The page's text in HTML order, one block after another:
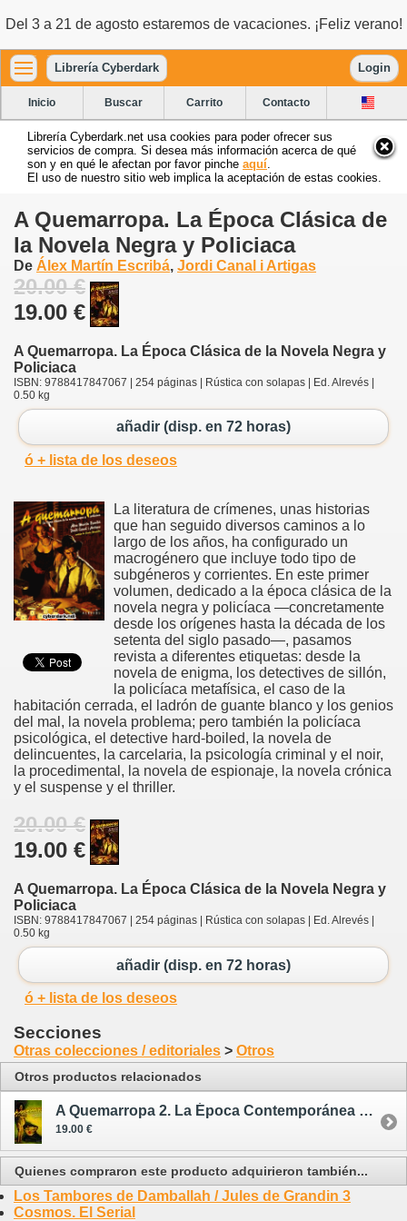
Del 3 a 21 de agosto estaremos de vacaciones. ¡Feliz verano!
Librería Cyberdark Login
Inicio Buscar Carrito Contacto
Librería Cyberdark.net usa cookies para poder ofrecer sus
servicios de compra. Si desea más información acerca de qué
son y en qué le afectan por favor pinche aquí
El uso de nuestro sitio web implica la aceptación de estas cookies.
A Quemarropa. La Época Clásica de
la Novela Negra y Policiaca
De Álex Martín Escribá, Jordi Canal i Artigas
20.00 €
19.00 €
A Quemarropa. La Época Clásica de la Novela Negra y
Policiaca
ISBN: 9788417847067 | 254 páginas | Rústica con solapas | Ed. Alrevés |
0.50 kg
añadir (disp. en 72 horas)
ó + lista de los deseos
La literatura de crímenes, unas historias
que han seguido diversos caminos a lo
largo de los años, ha configurado un
macrogénero que incluye todo tipo de
subgéneros y corrientes. En este primer
volumen, dedicado a la época clásica de la
novela negra y policíaca —concretamente
desde los orígenes hasta la década de los
setenta del siglo pasado—, pasamos
revista a diferentes etiquetas: desde la
novela de enigma, los detectives de sillón,
la policíaca metafísica, el caso de la
habitación cerrada, el ladrón de guante blanco y los genios
del mal, la novela problema; pero también la policíaca
psicológica, el detective hard-boiled, la novela de
delincuentes, la carcelaria, la psicología criminal y el noir,
la procedimental, la novela de espionaje, la novela crónica
y el suspense y el thriller.
20.00 €
19.00 €
A Quemarropa. La Época Clásica de la Novela Negra y
Policiaca
ISBN: 9788417847067 | 254 páginas | Rústica con solapas | Ed. Alrevés |
0.50 kg
añadir (disp. en 72 horas)
ó + lista de los deseos
Secciones
Otras colecciones / editoriales > Otros
Otros productos relacionados
A Quemarropa 2. La Época Contemporánea de la Novela Negra y Policiaca
19.00 €
Quienes compraron este producto adquirieron también...
Los Tambores de Damballah / Jules de Grandin 3
Cosmos. El Serial